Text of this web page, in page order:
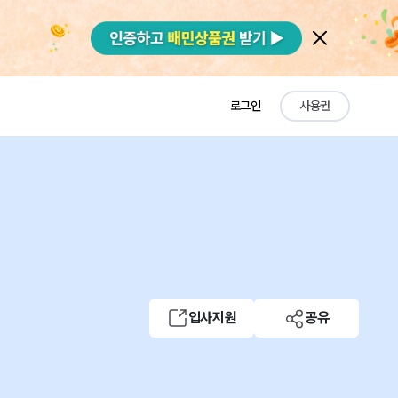
로그인 사용권
입사지원 공유